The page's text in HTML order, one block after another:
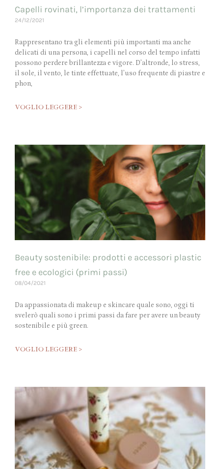
Capelli rovinati, l’importanza dei trattamenti
24/12/2021
Rappresentano tra gli elementi più importanti ma anche
delicati di una persona, i capelli nel corso del tempo infatti
possono perdere brillantezza e vigore. D’altronde, lo stress,
il sole, il vento, le tinte effettuate, l’uso frequente di piastre e
phon,
VOGLIO LEGGERE >
Beauty sostenibile: prodotti e accessori plastic
free e ecologici (primi passi)
08/04/2021
Da appassionata di makeup e skincare quale sono, oggi ti
svelerò quali sono i primi passi da fare per avere un beauty
sostenibile e più green.
VOGLIO LEGGERE >